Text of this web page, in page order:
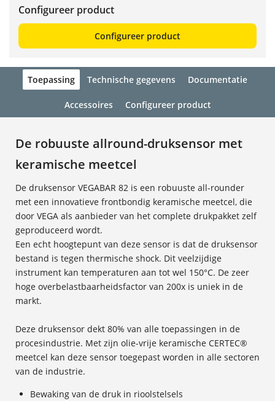
Configureer product
Configureer product
Toepassing Technische gegevens Documentatie
Accessoires Configureer product
De robuuste allround-druksensor met
keramische meetcel
De druksensor VEGABAR 82 is een robuuste all-rounder
met een innovatieve frontbondig keramische meetcel, die
door VEGA als aanbieder van het complete drukpakket zelf
geproduceerd wordt.
Een echt hoogtepunt van deze sensor is dat de druksensor
bestand is tegen thermische shock. Dit veelzijdige
instrument kan temperaturen aan tot wel 150°C. De zeer
hoge overbelastbaarheidsfactor van 200x is uniek in de
markt.
Deze druksensor dekt 80% van alle toepassingen in de
procesindustrie. Met zijn olie-vrije keramische CERTEC®
meetcel kan deze sensor toegepast worden in alle sectoren
van de industrie.
Bewaking van de druk in rioolstelsels